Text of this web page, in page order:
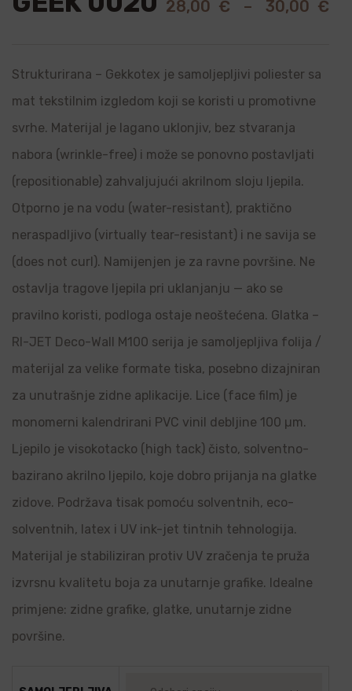
28,00 € – 30,00 €
Strukturirana – Gekkotex je samoljepljivi poliester sa
mat tekstilnim izgledom koji se koristi u promotivne
svrhe. Materijal je lagano uklonjiv, bez stvaranja
nabora (wrinkle-free) i može se ponovno postavljati
(repositionable) zahvaljujući akrilnom sloju ljepila.
Otporno je na vodu (water-resistant), praktično
neraspadljivo (virtually tear-resistant) i ne savija se
(does not curl). Namijenjen je za ravne površine. Ne
ostavlja tragove ljepila pri uklanjanju — ako se
pravilno koristi, podloga ostaje neoštećena. Glatka –
RI-JET Deco-Wall M100 serija je samoljepljiva folija /
materijal za velike formate tiska, posebno dizajniran
za unutrašnje zidne aplikacije. Lice (face film) je
monomerni kalendrirani PVC vinil debljine 100 µm.
Ljepilo je visokotacko (high tack) čisto, solventno-
bazirano akrilno ljepilo, koje dobro prijanja na glatke
zidove. Podržava tisak pomoću solventnih, eco-
solventnih, latex i UV ink-jet tintnih tehnologija.
Materijal je stabiliziran protiv UV zračenja te pruža
izvrsnu kvalitetu boja za unutarnje grafike. Idealne
primjene: zidne grafike, glatke, unutarnje zidne
površine.